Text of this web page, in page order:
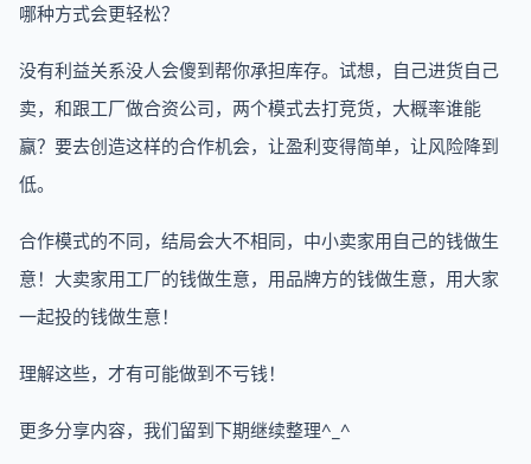
哪种方式会更轻松？
没有利益关系没人会傻到帮你承担库存。试想，自己进货自己
卖，和跟工厂做合资公司，两个模式去打竞货，大概率谁能
赢？要去创造这样的合作机会，让盈利变得简单，让风险降到
低。
合作模式的不同，结局会大不相同，中小卖家用自己的钱做生
意！大卖家用工厂的钱做生意，用品牌方的钱做生意，用大家
一起投的钱做生意！
理解这些，才有可能做到不亏钱！
更多分享内容，我们留到下期继续整理^_^